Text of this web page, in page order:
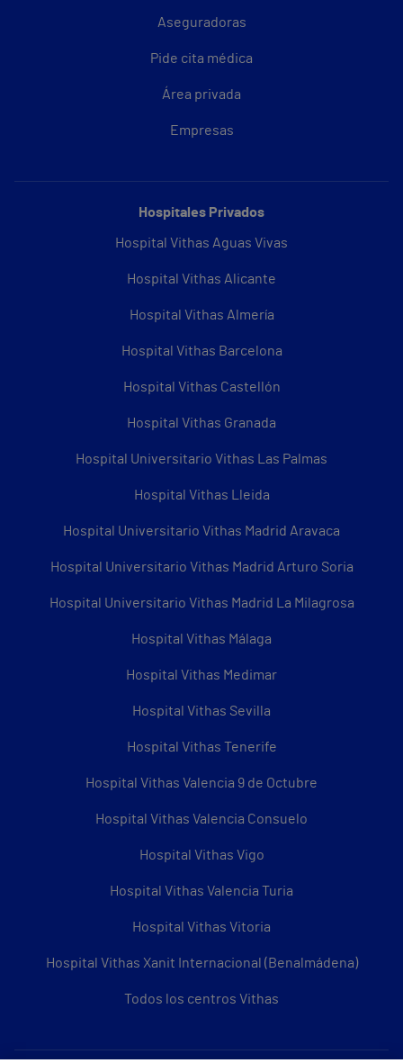
Aseguradoras
Pide cita médica
Área privada
Empresas
Hospitales Privados
Hospital Vithas Aguas Vivas
Hospital Vithas Alicante
Hospital Vithas Almería
Hospital Vithas Barcelona
Hospital Vithas Castellón
Hospital Vithas Granada
Hospital Universitario Vithas Las Palmas
Hospital Vithas Lleida
Hospital Universitario Vithas Madrid Aravaca
Hospital Universitario Vithas Madrid Arturo Soria
Hospital Universitario Vithas Madrid La Milagrosa
Hospital Vithas Málaga
Hospital Vithas Medimar
Hospital Vithas Sevilla
Hospital Vithas Tenerife
Hospital Vithas Valencia 9 de Octubre
Hospital Vithas Valencia Consuelo
Hospital Vithas Vigo
Hospital Vithas Valencia Turia
Hospital Vithas Vitoria
Hospital Vithas Xanit Internacional (Benalmádena)
Todos los centros Vithas